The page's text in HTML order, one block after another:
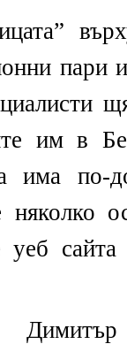
пари
им в
по-
уеб